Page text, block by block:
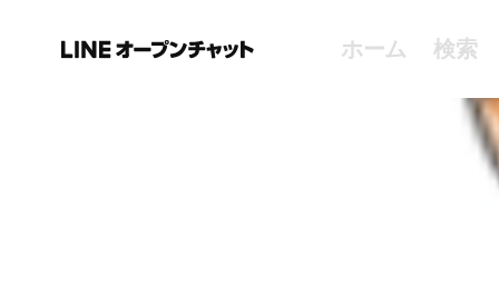
ホーム 検索